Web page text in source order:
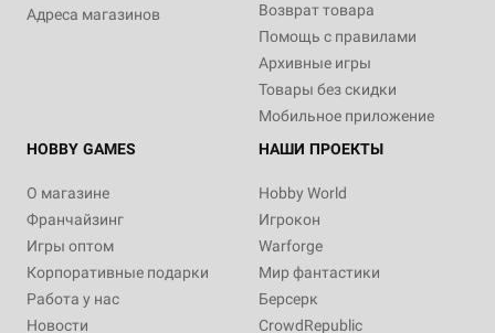
Адреса магазинов
Возврат товара
Помощь с правилами
Архивные игры
Товары без скидки
Мобильное приложение
HOBBY GAMES
О магазине
Франчайзинг
Игры оптом
Корпоративные подарки
Работа у нас
Новости
НАШИ ПРОЕКТЫ
Hobby World
Игрокон
Warforge
Мир фантастики
Берсерк
CrowdRepublic